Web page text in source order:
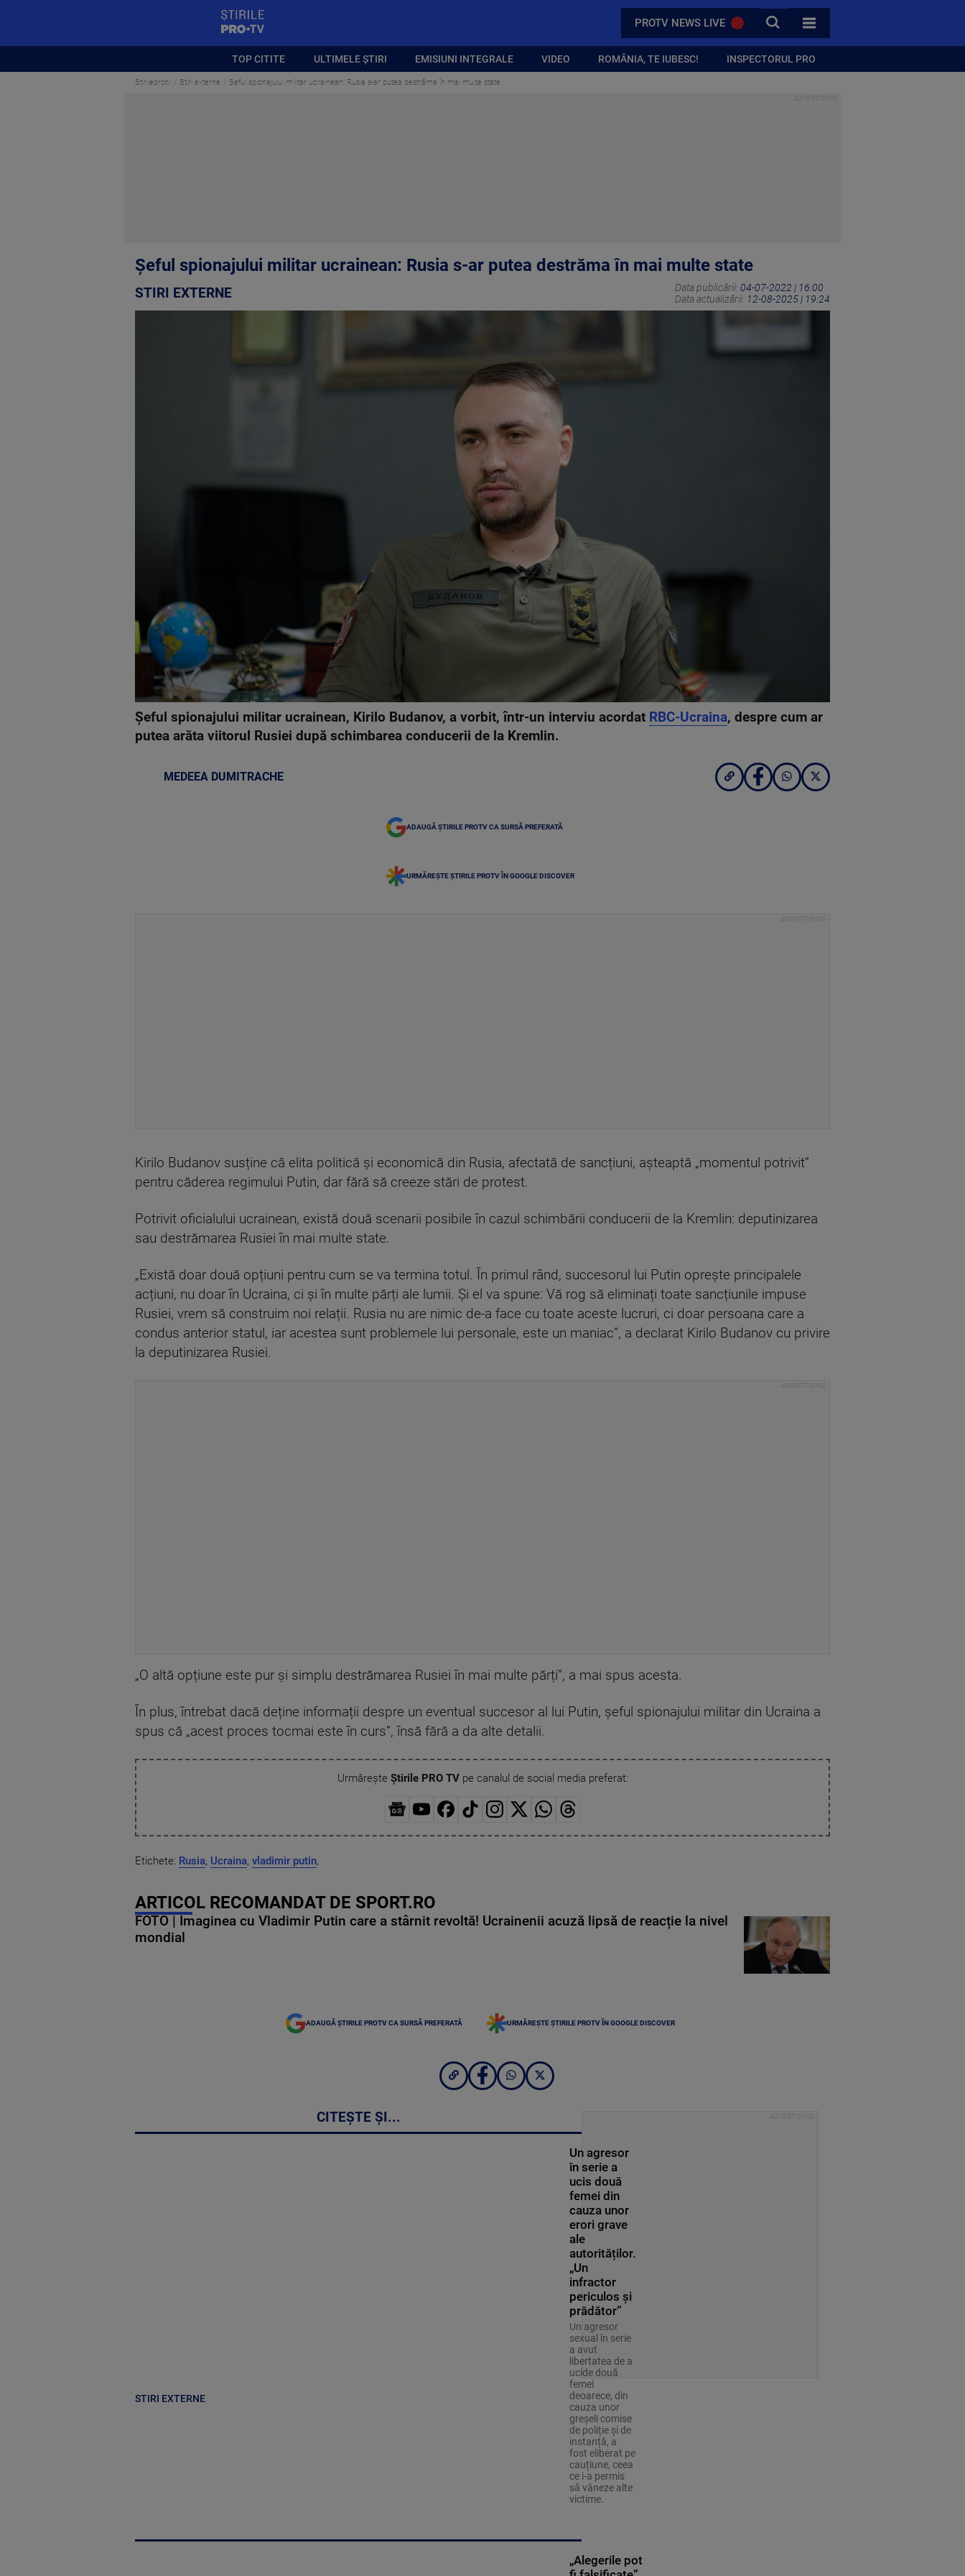
PROTV NEWS LIVE CAUTA
TOATE CATEGORIILE
TOP CITITE ULTIMELE ȘTIRI EMISIUNI INTEGRALE VIDEO ROMÂNIA, TE IUBESC! INSPECTORUL PRO
Stirileprotv Stiri externe Șeful spionajului militar ucrainean: Rusia s-ar putea destrăma în mai multe state
Șeful spionajului militar ucrainean: Rusia s-ar putea destrăma în mai multe state
STIRI EXTERNE Data publicării: 04-07-2022 | 16:00
Data actualizării: 12-08-2025 | 19:24
Șeful spionajului militar ucrainean, Kirilo Budanov, a vorbit, într-un interviu acordat RBC-Ucraina, despre cum ar
putea arăta viitorul Rusiei după schimbarea conducerii de la Kremlin.
MEDEEA DUMITRACHE
ADAUGĂ ȘTIRILE PROTV CA SURSĂ PREFERATĂ
URMĂREȘTE ȘTIRILE PROTV ÎN GOOGLE DISCOVER
Kirilo Budanov susține că elita politică și economică din Rusia, afectată de sancțiuni, așteaptă „momentul potrivit”
pentru căderea regimului Putin, dar fără să creeze stări de protest.
Potrivit oficialului ucrainean, există două scenarii posibile în cazul schimbării conducerii de la Kremlin: deputinizarea
sau destrămarea Rusiei în mai multe state.
„Există doar două opțiuni pentru cum se va termina totul. În primul rând, succesorul lui Putin oprește principalele
acțiuni, nu doar în Ucraina, ci și în multe părți ale lumii. Și el va spune: Vă rog să eliminați toate sancțiunile impuse
Rusiei, vrem să construim noi relații. Rusia nu are nimic de-a face cu toate aceste lucruri, ci doar persoana care a
condus anterior statul, iar acestea sunt problemele lui personale, este un maniac”, a declarat Kirilo Budanov cu privire
la deputinizarea Rusiei.
„O altă opțiune este pur și simplu destrămarea Rusiei în mai multe părți”, a mai spus acesta.
În plus, întrebat dacă deține informații despre un eventual succesor al lui Putin, șeful spionajului militar din Ucraina a
spus că „acest proces tocmai este în curs”, însă fără a da alte detalii.
Urmărește Știrile PRO TVpe canalul de social media preferat:
Etichete: Rusia, Ucraina, vladimir putin,
ARTICOL RECOMANDAT DE SPORT.RO
FOTO | Imaginea cu Vladimir Putin care a stârnit revoltă! Ucrainenii acuză lipsă de reacție la nivel
mondial
ADAUGĂ ȘTIRILE PROTV CA SURSĂ PREFERATĂ URMĂREȘTE ȘTIRILE PROTV ÎN GOOGLE DISCOVER
CITEȘTE ȘI...
STIRI EXTERNE
Un agresor
în serie a
ucis două
femei din
cauza unor
erori grave
ale
autorităților.
„Un
infractor
periculos și
prădător”
Un agresor
sexual în serie
a avut
libertatea de a
ucide două
femei
deoarece, din
cauza unor
greșeli comise
de poliție și de
instanță, a
fost eliberat pe
cauțiune, ceea
ce i-a permis
să vâneze alte
victime.
„Alegerile pot